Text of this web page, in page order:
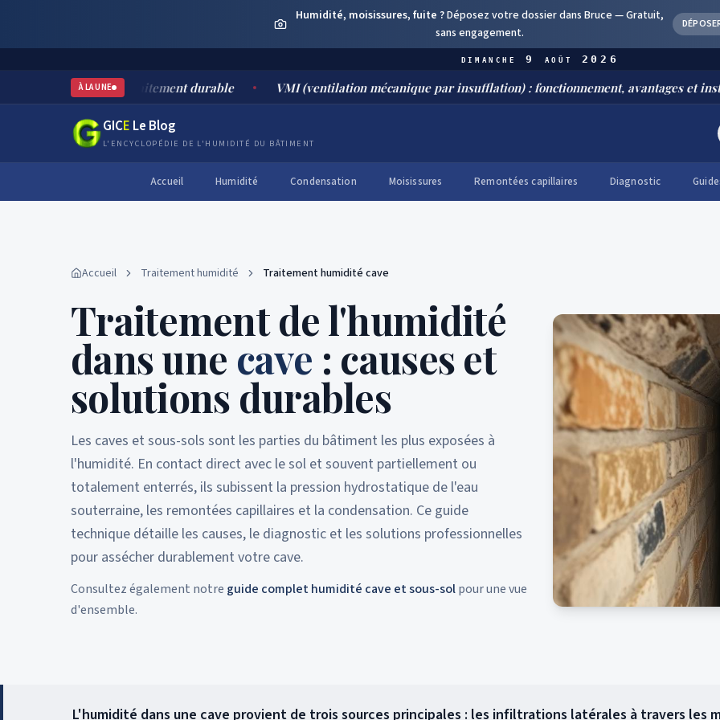
Humidité, moisissures, fuite ?Déposez votre dossier dans Bruce —Gratuit,
sans engagement.
dimanche 9 août 2026
À LA UNE
risques et traitement durable VMI (ventilation mécanique par insufflation) : fonctionnement, avantages et installation
GICE Le Blog
L'ENCYCLOPÉDIE DE L'HUMIDITÉ DU BÂTIMENT
Accueil Humidité Condensation Moisissures Remontées capillaires Diagnostic
Accueil Traitement humidité Traitement humidité cave
Traitement de l'humidité
dans une cave : causes et
solutions durables
Les caves et sous-sols sont les parties du bâtiment les plus exposées à
l'humidité. En contact direct avec le sol et souvent partiellement ou
totalement enterrés, ils subissent la pression hydrostatique de l'eau
souterraine, les remontées capillaires et la condensation. Ce guide
technique détaille les causes, le diagnostic et les solutions professionnelles
pour assécher durablement votre cave.
Consultez également notre guide complet humidité cave et sous-solpour une vue
d'ensemble.
L'humidité dans une cave provient de trois sources principales : les infiltrations latérales à travers les